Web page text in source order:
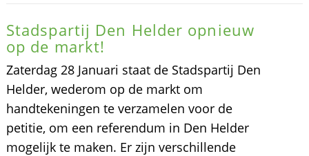
Stadspartij Den Helder opnieuw
op de markt!
Zaterdag 28 Januari staat de Stadspartij Den
Helder, wederom op de markt om
handtekeningen te verzamelen voor de
petitie, om een referendum in Den Helder
mogelijk te maken. Er zijn verschillende